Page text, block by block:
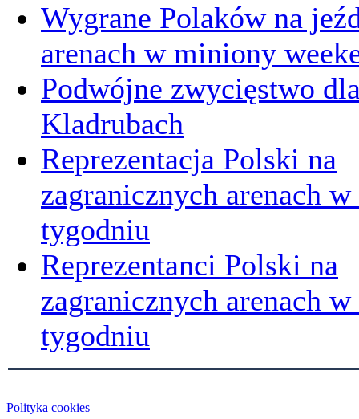
Wygrane Polaków na
arenach w miniony
Podwójne zwycięstwo
Kladrubach
Reprezentacja Polski na
zagranicznych arenach
tygodniu
Reprezentanci Polski na
zagranicznych arenach
tygodniu
Polityka cookies